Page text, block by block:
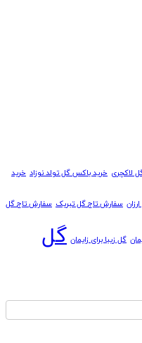
لاکچری خرید باکس گل تولد نوزاد خرید
سفارش تاج گل تبریک سفارش تاج گل
گل زیبا برای زایمان گل